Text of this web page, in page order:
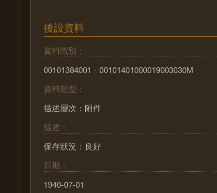
後設資料
資料識別：
00101384001 - 00101401000019003030M
資料類型：
描述層次：附件
描述：
保存狀況：良好
日期：
1940-07-01